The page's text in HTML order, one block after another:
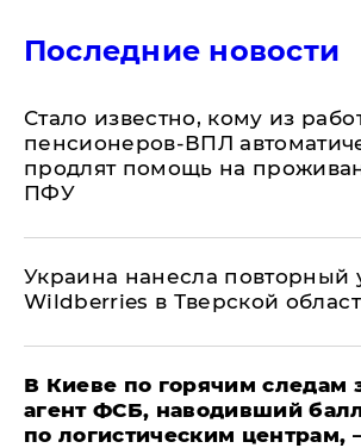
Последние новости
Стало известно, кому из
пенсионеров-ВПЛ
продлят помощь на
ПФУ
Украина нанесла повторный
Wildberries в Тверской
В Киеве по горячим следам
агент ФСБ, наводивший
по логистическим центрам,